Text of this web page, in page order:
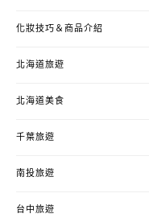
化妝技巧＆商品介紹
北海道旅遊
北海道美食
千葉旅遊
南投旅遊
台中旅遊